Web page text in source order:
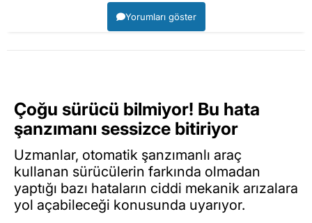
Yorumları göster
Çoğu sürücü bilmiyor! Bu hata
şanzımanı sessizce bitiriyor
Uzmanlar, otomatik şanzımanlı araç
kullanan sürücülerin farkında olmadan
yaptığı bazı hataların ciddi mekanik arızalara
yol açabileceği konusunda uyarıyor.